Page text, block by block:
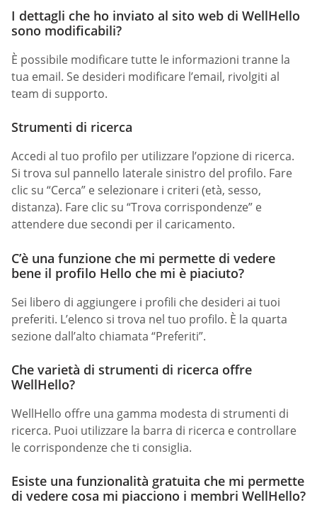
I dettagli che ho inviato al sito web di WellHello
sono modificabili?
È possibile modificare tutte le informazioni tranne la
tua email. Se desideri modificare l’email, rivolgiti al
team di supporto.
Strumenti di ricerca
Accedi al tuo profilo per utilizzare l’opzione di ricerca.
Si trova sul pannello laterale sinistro del profilo. Fare
clic su “Cerca” e selezionare i criteri (età, sesso,
distanza). Fare clic su “Trova corrispondenze” e
attendere due secondi per il caricamento.
C’è una funzione che mi permette di vedere
bene il profilo Hello che mi è piaciuto?
Sei libero di aggiungere i profili che desideri ai tuoi
preferiti. L’elenco si trova nel tuo profilo. È la quarta
sezione dall’alto chiamata “Preferiti”.
Che varietà di strumenti di ricerca offre
WellHello?
WellHello offre una gamma modesta di strumenti di
ricerca. Puoi utilizzare la barra di ricerca e controllare
le corrispondenze che ti consiglia.
Esiste una funzionalità gratuita che mi permette
di vedere cosa mi piacciono i membri WellHello?